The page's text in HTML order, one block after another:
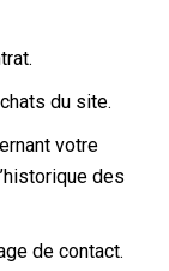
du site.
votre
des
de contact.